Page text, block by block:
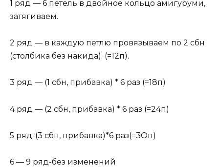
1 ряд — 6 петель в двойное кольцо амигуруми,
затягиваем.
2 ряд — в каждую петлю провязываем по 2 сбн
(столбика без накида). (=12п).
3 ряд — (1 сбн, прибавка) * 6 раз (=18п)
4 ряд — (2 сбн, прибавка) * 6 раз (=24п)
5 ряд-(3 сбн, прибавка)*6 раз(=3Оп)
6 — 9 ряд-без изменений